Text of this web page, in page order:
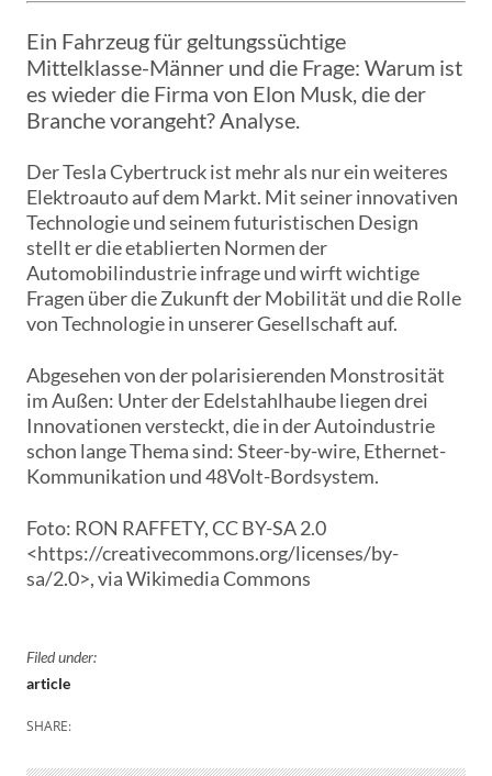
Ein Fahrzeug für geltungssüchtige
Mittelklasse-Männer und die Frage: Warum ist
es wieder die Firma von Elon Musk, die der
Branche vorangeht? Analyse.
Der Tesla Cybertruck ist mehr als nur ein weiteres
Elektroauto auf dem Markt. Mit seiner innovativen
Technologie und seinem futuristischen Design
stellt er die etablierten Normen der
Automobilindustrie infrage und wirft wichtige
Fragen über die Zukunft der Mobilität und die Rolle
von Technologie in unserer Gesellschaft auf.
Abgesehen von der polarisierenden Monstrosität
im Außen: Unter der Edelstahlhaube liegen drei
Innovationen versteckt, die in der Autoindustrie
schon lange Thema sind: Steer-by-wire, Ethernet-
Kommunikation und 48Volt-Bordsystem.
Foto: RON RAFFETY, CC BY-SA 2.0
<https://creativecommons.org/licenses/by-
sa/2.0>, via Wikimedia Commons
Filed under:
article
SHARE: